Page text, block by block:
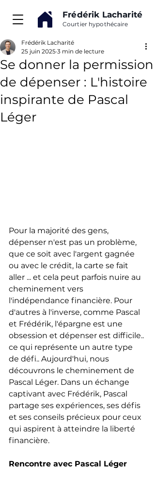
Frédérik Lacharité
Courtier hypothécaire
Se donner la permission
de dépenser : L'histoire
inspirante de Pascal
Léger
Frédérik Lacharité
25 juin 2025 3 min de lecture
Pour la majorité des gens,
dépenser n'est pas un problème,
que ce soit avec l'argent gagnée
ou avec le crédit, la carte se fait
aller ... et cela peut parfois nuire au
cheminement vers
l'indépendance financière. Pour
d'autres à l'inverse, comme Pascal
et Frédérik, l'épargne est une
obsession et dépenser est difficile..
ce qui représente un autre type
de défi.. Aujourd'hui, nous
découvrons le cheminement de
Pascal Léger. Dans un échange
captivant avec Frédérik, Pascal
partage ses expériences, ses défis
et ses conseils précieux pour ceux
qui aspirent à atteindre la liberté
financière.
Rencontre avec Pascal Léger